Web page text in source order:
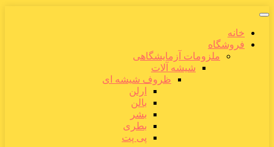
خانه
فروشگاه
ملزومات آزمایشگاهی
شیشه آلات
ظروف شیشه ای
ارلن
بالن
بشر
بطری
پی پت